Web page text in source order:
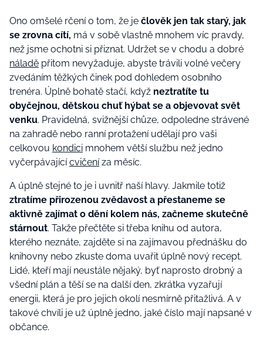
Ono omšelé rčení o tom, že je člověk jen tak starý, jak
se zrovna cítí, má v sobě vlastně mnohem víc pravdy,
než jsme ochotni si přiznat. Udržet se v chodu a dobré
náladě přitom nevyžaduje, abyste trávili volné večery
zvedáním těžkých činek pod dohledem osobního
trenéra. Úplně bohatě stačí, když neztratíte tu
obyčejnou, dětskou chuť hýbat se a objevovat svět
venku. Pravidelná, svižnější chůze, odpoledne strávené
na zahradě nebo ranní protažení udělají pro vaši
celkovou kondici mnohem větší službu než jedno
vyčerpávajícícvičeníza měsíc.
A úplně stejné to je i uvnitř naší hlavy. Jakmile totiž
ztratíme přirozenou zvědavost a přestaneme se
aktivně zajímat o dění kolem nás, začneme skutečně
stárnout. Takže přečtěte si třeba knihu od autora,
kterého neznáte, zajděte si na zajímavou přednášku do
knihovny nebo zkuste doma uvařit úplně nový recept.
Lidé, kteří mají neustále nějaký, byť naprosto drobný a
všední plán a těší se na další den, zkrátka vyzařují
energii, která je pro jejich okolí nesmírně přitažlivá. A v
takové chvíli je už úplně jedno, jaké číslo mají napsané v
občance.